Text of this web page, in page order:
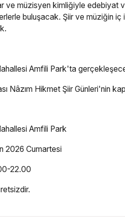
ve müzisyen kimliğiyle edebiyat
buluşacak. Şiir ve müziğin iç
Amfili Park'ta
Nâzım Hikmet Şiir Günleri'nin
Amfili Park
2026 Cumartesi
22.00